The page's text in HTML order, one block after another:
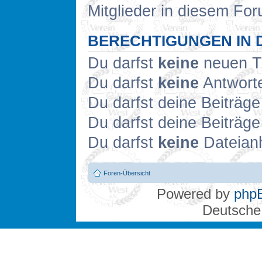
Mitglieder in diesem
BERECHTIGUNGEN IN
Du darfst keine neuen
Du darfst keine
Du darfst deine
Du darfst deine
Du darfst keine
Foren-Übersicht
Powered by